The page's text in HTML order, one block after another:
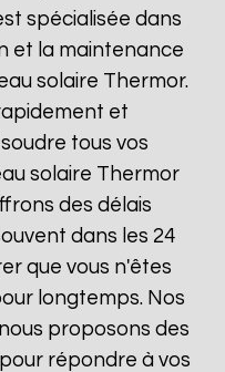
spécialisée dans
et la maintenance
solaire Thermor.
et
tous vos
solaire Thermor
des délais
dans les 24
que vous n'êtes
longtemps. Nos
proposons des
répondre à vos